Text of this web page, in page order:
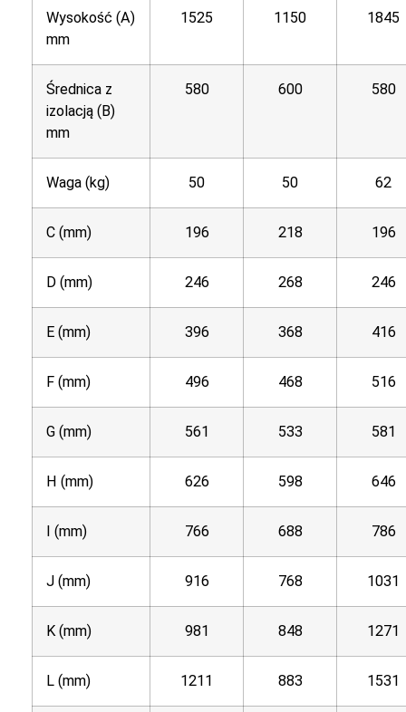
Wysokość (A)
mm
1525 1150 1845
Średnica z
izolacją (B)
mm
580 600 580
Waga (kg) 50 50 62
C (mm) 196 218 196
D (mm) 246 268 246
E (mm) 396 368 416
F (mm) 496 468 516
G (mm) 561 533 581
H (mm) 626 598 646
I (mm) 766 688 786
J (mm) 916 768 1031
K (mm) 981 848 1271
L (mm) 1211 883 1531